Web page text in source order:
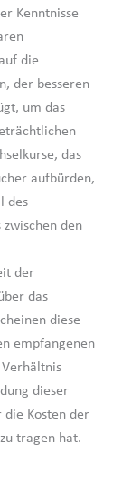
Kenntnisse
die
der besseren
um das
das
aufbürden,
des
den
der
das
diese
empfangenen
dieser
die Kosten der
tragen hat.